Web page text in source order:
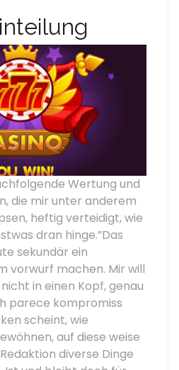
Wertung und
die mir unter anderem
heftig verteidigt, wie
dran hinge.”Das
sekundär ein
vorwurf machen. Mir will
in einen Kopf, genau
parece kompromiss
scheint, wie
auf diese weise
diverse Dinge